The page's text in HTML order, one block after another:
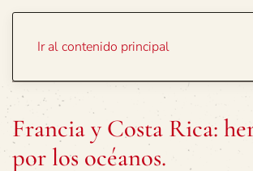
Ir al contenido principal
Francia y Costa Rica:
por los océanos.